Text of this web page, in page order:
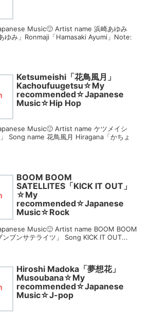
Music🙂 Artist name 浜崎あゆみ
ゆみ」Ronmaji「Hamasaki Ayumi」Note:
Ketsumeishi「花鳥風月」
Kachoufuugetsu☆My
recommended☆Japanese
Music☆Hip Hop
Music🙂 Artist name ケツメイシ
Song name 花鳥風月 Hiragana「かちょ
BOOM BOOM
SATELLITES「KICK IT OUT」
☆My
recommended☆Japanese
Music☆Rock
Music🙂 Artist name BOOM BOOM
ンブンサテライツ」 Song KICK IT OUT...
Hiroshi Madoka「夢想花」
Musoubana☆My
recommended☆Japanese
Music☆J-pop